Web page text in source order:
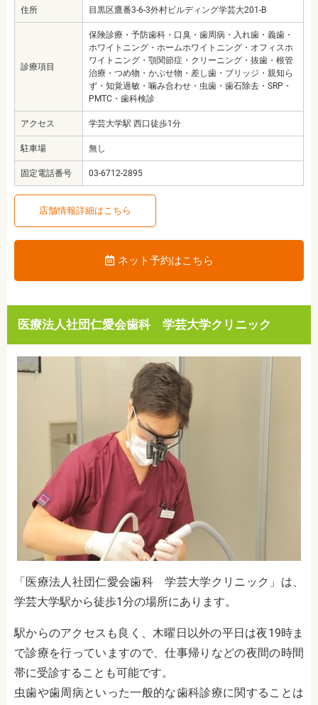
住所 目黒区鷹番3-6-3外村ビルディング学芸大201-B
診療項目
保険診療・予防歯科・口臭・歯周病・入れ歯・義歯・
ホワイトニング・ホームホワイトニング・オフィスホ
ワイトニング・顎関節症・クリーニング・抜歯・根管
治療・つめ物・かぶせ物・差し歯・ブリッジ・親知ら
ず・知覚過敏・噛み合わせ・虫歯・歯石除去・SRP・
PMTC・歯科検診
アクセス 学芸大学駅 西口徒歩1分
駐車場 無し
固定電話番号 03-6712-2895
店舗情報詳細はこちら
ネット予約はこちら
医療法人社団仁愛会歯科 学芸大学クリニック
「医療法人社団仁愛会歯科 学芸大学クリニック」は、
学芸大学駅から徒歩1分の場所にあります。
駅からのアクセスも良く、木曜日以外の平日は夜19時ま
で診療を行っていますので、仕事帰りなどの夜間の時間
帯に受診することも可能です。
虫歯や歯周病といった一般的な歯科診療に関することは